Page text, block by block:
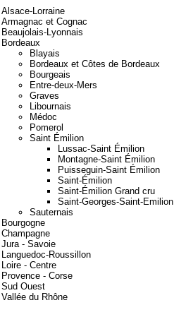
Alsace-Lorraine
Armagnac et Cognac
Beaujolais-Lyonnais
Bordeaux
Blayais
Bordeaux et Côtes de Bordeaux
Bourgeais
Entre-deux-Mers
Graves
Libournais
Médoc
Pomerol
Saint Émilion
Lussac-Saint Émilion
Montagne-Saint Émilion
Puisseguin-Saint Émilion
Saint-Émilion
Saint-Émilion Grand cru
Saint-Georges-Saint-Emilion
Sauternais
Bourgogne
Champagne
Jura - Savoie
Languedoc-Roussillon
Loire - Centre
Provence - Corse
Sud Ouest
Vallée du Rhône